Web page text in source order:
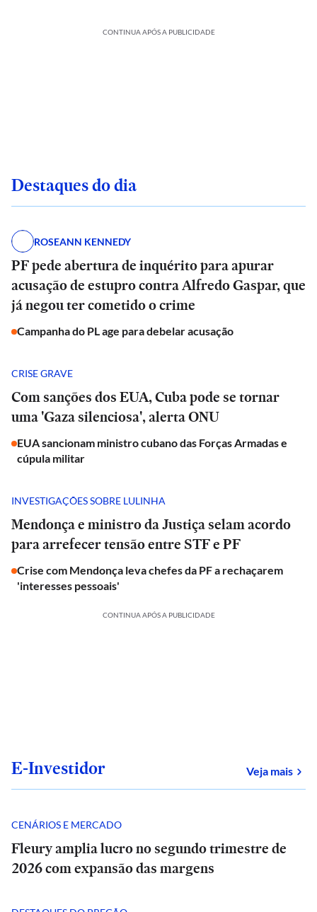
CONTINUA APÓS A PUBLICIDADE
Destaques do dia
ROSEANN KENNEDY
PF pede abertura de inquérito para apurar
acusação de estupro contra Alfredo Gaspar, que
já negou ter cometido o crime
Campanha do PL age para debelar acusação
CRISE GRAVE
Com sanções dos EUA, Cuba pode se tornar
uma 'Gaza silenciosa', alerta ONU
EUA sancionam ministro cubano das Forças Armadas e
cúpula militar
INVESTIGAÇÕES SOBRE LULINHA
Mendonça e ministro da Justiça selam acordo
para arrefecer tensão entre STF e PF
Crise com Mendonça leva chefes da PF a rechaçarem
'interesses pessoais'
CONTINUA APÓS A PUBLICIDADE
E-Investidor Veja mais
CENÁRIOS E MERCADO
Fleury amplia lucro no segundo trimestre de
2026 com expansão das margens